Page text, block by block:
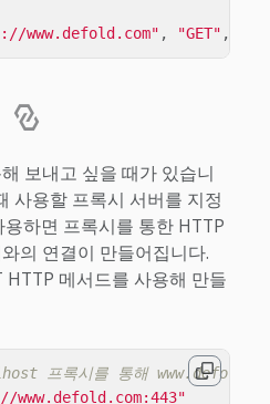
www.defold.com" , "GET" ,
보내고 싶을 때가 있습니
사용할 프록시 서버를 지정
하면 프록시를 통한 HTTP
의 연결이 만들어집니다.
HTTP 메서드를 사용해 만들
프록시를 통해